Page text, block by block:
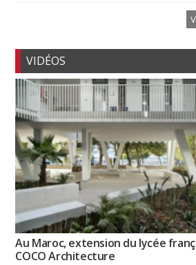
VIDÉOS
Au Maroc, extension du lycée
COCO Architecture